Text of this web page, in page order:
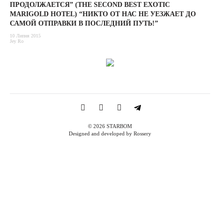
ПРОДОЛЖАЕТСЯ” (THE SECOND BEST EXOTIC
MARIGOLD HOTEL) “НИКТО ОТ НАС НЕ УЕЗЖАЕТ ДО
САМОЙ ОТПРАВКИ В ПОСЛЕДНИЙ ПУТЬ!”
10 Липня 2015
Jey Ro
© 2026 STARBOM
Designed and developed by Rossery